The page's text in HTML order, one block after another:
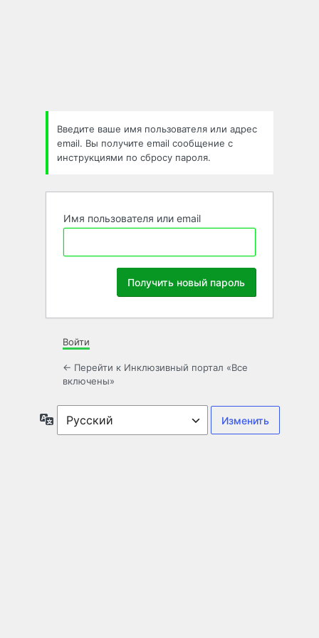
Введите ваше имя пользователя или адрес
email. Вы получите email сообщение с
инструкциями по сбросу пароля.
Имя пользователя или email
Войти
← Перейти к Инклюзивный портал «Все
включены»
Язык